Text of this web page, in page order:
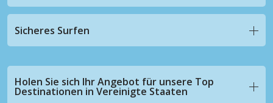
Sicheres Surfen
Holen Sie sich Ihr Angebot für unsere Top
Destinationen in Vereinigte Staaten